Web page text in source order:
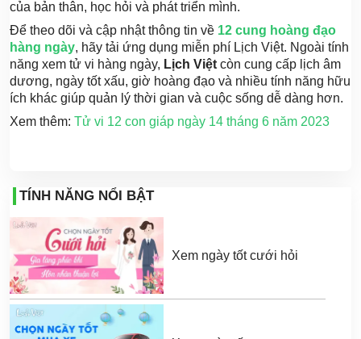
của bản thân, học hỏi và phát triển mình.
Để theo dõi và cập nhật thông tin về 12 cung hoàng đạo
hàng ngày, hãy tải ứng dụng miễn phí Lịch Việt. Ngoài tính
năng xem tử vi hàng ngày, Lịch Việt còn cung cấp lịch âm
dương, ngày tốt xấu, giờ hoàng đạo và nhiều tính năng hữu
ích khác giúp quản lý thời gian và cuộc sống dễ dàng hơn.
Xem thêm: Tử vi 12 con giáp ngày 14 tháng 6 năm 2023
TÍNH NĂNG NỔI BẬT
Xem ngày tốt cưới hỏi